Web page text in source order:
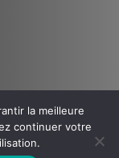
la meilleure
continuer votre